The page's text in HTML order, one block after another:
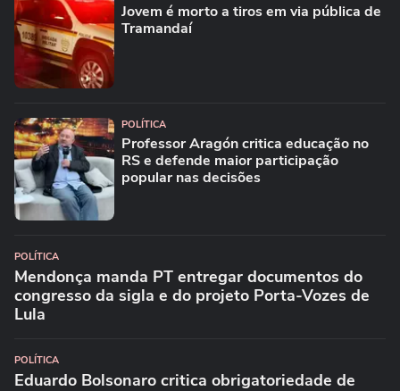
Jovem é morto a tiros em via pública de
Tramandaí
POLÍTICA
Professor Aragón critica educação no
RS e defende maior participação
popular nas decisões
POLÍTICA
Mendonça manda PT entregar documentos do
congresso da sigla e do projeto Porta-Vozes de
Lula
POLÍTICA
Eduardo Bolsonaro critica obrigatoriedade de